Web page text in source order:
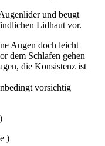
und beugt
Lidhaut vor.
Augen doch leicht
dem Schlafen gehen
die Konsistenz ist
vorsichtig
)